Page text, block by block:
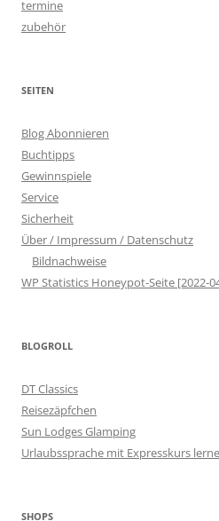
termine
zubehör
SEITEN
Blog Abonnieren
Buchtipps
Gewinnspiele
Service
Sicherheit
Über / Impressum / Datenschutz
Bildnachweise
WP Statistics Honeypot-Seite [2022-
BLOGROLL
DT Classics
Reisezäpfchen
Sun Lodges Glamping
Urlaubssprache mit Expresskurs
SHOPS